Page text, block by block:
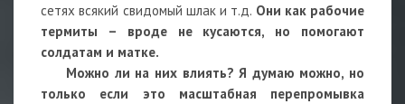
сетях всякий свидомый шлак и т.д. Они как рабочие
термиты – вроде не кусаются, но помогают
солдатам и матке.
Можно ли на них влиять? Я думаю можно, но
только если это масштабная перепромывка